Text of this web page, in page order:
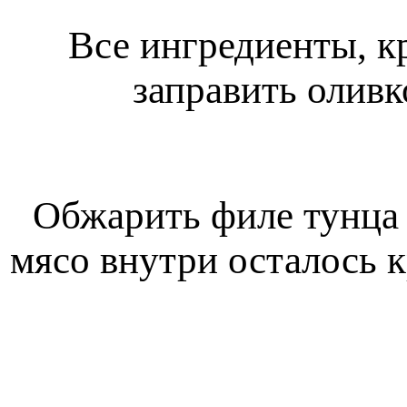
Все ингредиенты,
заправить
Обжарить филе
мясо внутри осталось